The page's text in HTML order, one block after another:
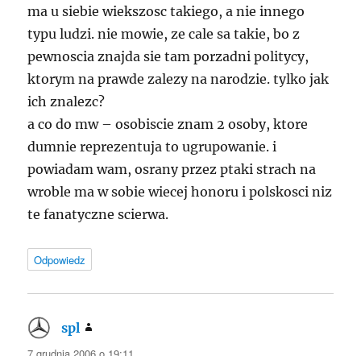
ma u siebie wiekszosc takiego, a nie innego
typu ludzi. nie mowie, ze cale sa takie, bo z
pewnoscia znajda sie tam porzadni politycy,
ktorym na prawde zalezy na narodzie. tylko jak
ich znalezc?
a co do mw – osobiscie znam 2 osoby, ktore
dumnie reprezentuja to ugrupowanie. i
powiadam wam, osrany przez ptaki strach na
wroble ma w sobie wiecej honoru i polskosci niz
te fanatyczne scierwa.
Odpowiedz
spl